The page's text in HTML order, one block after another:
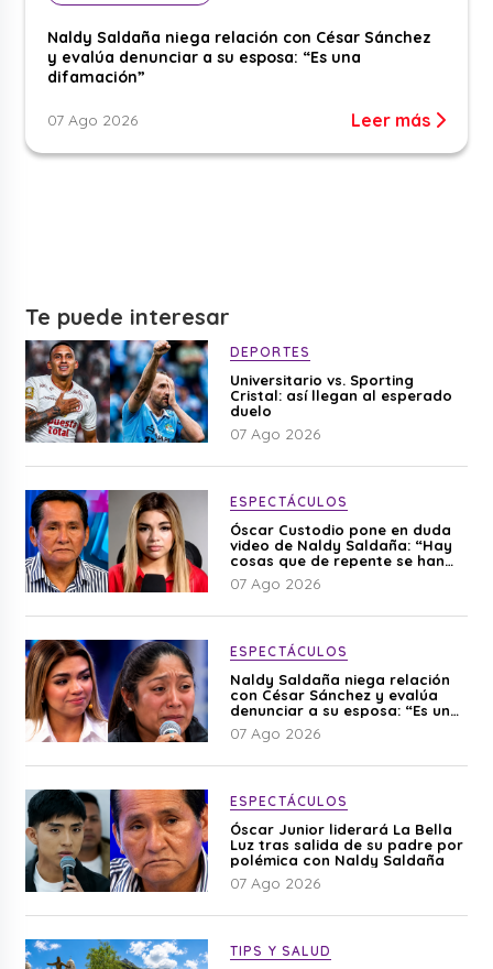
Naldy Saldaña niega relación con César Sánchez
y evalúa denunciar a su esposa: “Es una
difamación”
07 Ago 2026 Leer más
Te puede interesar
DEPORTES
Universitario vs. Sporting
Cristal: así llegan al esperado
duelo
07 Ago 2026
ESPECTÁCULOS
Óscar Custodio pone en duda
video de Naldy Saldaña: “Hay
cosas que de repente se han
editado”
07 Ago 2026
ESPECTÁCULOS
Naldy Saldaña niega relación
con César Sánchez y evalúa
denunciar a su esposa: “Es una
difamación”
07 Ago 2026
ESPECTÁCULOS
Óscar Junior liderará La Bella
Luz tras salida de su padre por
polémica con Naldy Saldaña
07 Ago 2026
TIPS Y SALUD